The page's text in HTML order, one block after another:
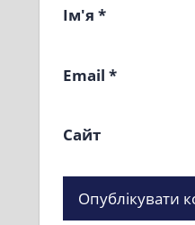
Ім'я *
Email *
Сайт